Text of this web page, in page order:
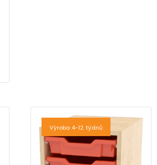
Výroba 4-12. týdnů